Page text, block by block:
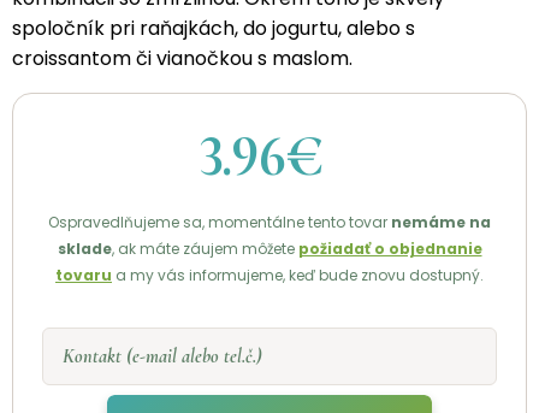
spoločník pri raňajkách, do jogurtu, alebo s
croissantom či vianočkou s maslom.
3.96€
Ospravedlňujeme sa, momentálne tento tovar nemáme na
sklade, ak máte záujem môžete požiadať o objednanie
tovaru a my vás informujeme, keď bude znovu dostupný.
Kontakt (e-mail alebo tel.č.)